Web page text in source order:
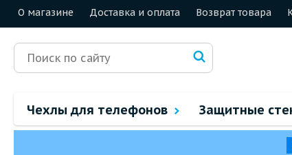
О магазине Доставка и оплата Возврат товара
Чехлы для телефонов Защитные